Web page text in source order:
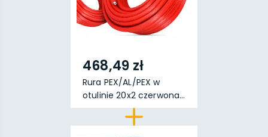
468,49 zł
Rura PEX/AL/PEX w
otulinie 20x2 czerwona...